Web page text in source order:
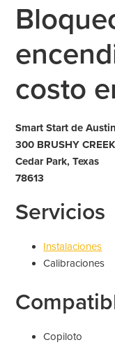
costo
Smart Start de
300 BRUSHY
Cedar Park, Texas
78613
Servicios
Instalaciones
Calibraciones
Copiloto